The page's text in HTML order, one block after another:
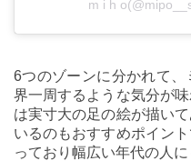
m i h
6つのゾーンに分かれて
界一周するような気分が
は実寸大の足の絵が描い
いるのもおすすめポイン
っており幅広い年代の人